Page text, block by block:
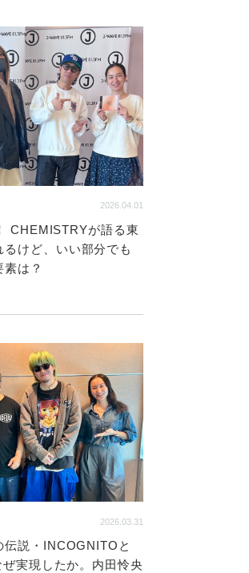
2026.04.01
CHEMISTRYが語る東
けど、いい部分でも
は？
2026.03.31
伝説・INCOGNITOと
実現したか。内田怜央